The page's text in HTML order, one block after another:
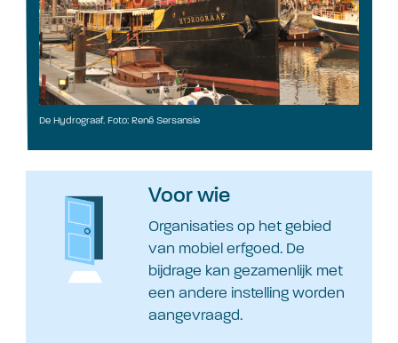
De Hydrograaf. Foto: René Sersansie
Voor wie
Organisaties op het gebied
van mobiel erfgoed. De
bijdrage kan gezamenlijk met
een andere instelling worden
aangevraagd.